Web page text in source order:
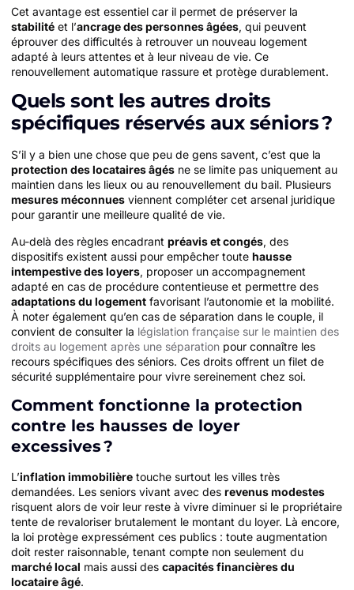
Cet avantage est essentiel car il permet de préserver la
stabilité et l’ancrage des personnes âgées, qui peuvent
éprouver des difficultés à retrouver un nouveau logement
adapté à leurs attentes et à leur niveau de vie. Ce
renouvellement automatique rassure et protège durablement.
Quels sont les autres droits
spécifiques réservés aux séniors ?
S’il y a bien une chose que peu de gens savent, c’est que la
protection des locataires âgés ne se limite pas uniquement au
maintien dans les lieux ou au renouvellement du bail. Plusieurs
mesures méconnues viennent compléter cet arsenal juridique
pour garantir une meilleure qualité de vie.
Au-delà des règles encadrant préavis et congés, des
dispositifs existent aussi pour empêcher toute hausse
intempestive des loyers, proposer un accompagnement
adapté en cas de procédure contentieuse et permettre des
adaptations du logement favorisant l’autonomie et la mobilité.
À noter également qu’en cas de séparation dans le couple, il
convient de consulter la législation française sur le maintien des
droits au logement après une séparation pour connaître les
recours spécifiques des séniors. Ces droits offrent un filet de
sécurité supplémentaire pour vivre sereinement chez soi.
Comment fonctionne la protection
contre les hausses de loyer
excessives ?
L’inflation immobilière touche surtout les villes très
demandées. Les seniors vivant avec des revenus modestes
risquent alors de voir leur reste à vivre diminuer si le propriétaire
tente de revaloriser brutalement le montant du loyer. Là encore,
la loi protège expressément ces publics : toute augmentation
doit rester raisonnable, tenant compte non seulement du
marché local mais aussi des capacités financières du
locataire âgé.